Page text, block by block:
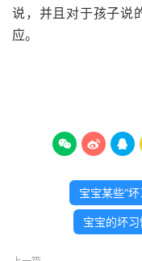
说，并且对于孩子说
应。
  
宝宝某些“
宝宝的坏